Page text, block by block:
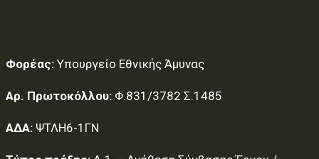
Φορέας: Υπουργείο Εθνικής Άμυνας
Αρ. Πρωτοκόλλου: Φ.831/3782 Σ.1485
ΑΔΑ: ΨΤΛΗ6-1ΓΝ